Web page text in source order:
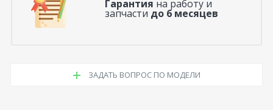
Гарантия на работу и
запчасти до 6 месяцев
ЗАДАТЬ ВОПРОС ПО МОДЕЛИ